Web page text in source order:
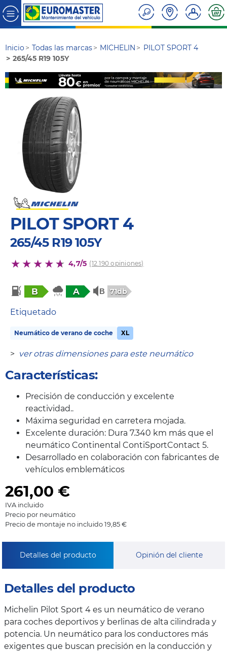
Inicio Todas las marcas MICHELIN
PILOT SPORT 4
265/45 R19 105Y
PILOT SPORT 4
265/45 R19 105Y
4,7/5 (12.190 opiniones)
B A 71db
Etiquetado
Neumático de verano de coche XL
> ver otras dimensiones para este neumático
Características:
Precisión de conducción y excelente
reactividad..
Máxima seguridad en carretera mojada.
Excelente duración: Dura 7.340 km más que el
neumático Continental ContiSportContact 5.
Desarrollado en colaboración con fabricantes de
vehículos emblemáticos
261,00 €
IVA incluido
Precio por neumático
Precio de montaje no incluido 19,85 €
Detalles del producto Opinión del cliente
Detalles del producto
Michelin Pilot Sport 4 es un neumático de verano
para coches deportivos y berlinas de alta cilindrada y
potencia. Un neumático para los conductores más
exigentes que buscan precisión en la conducción y